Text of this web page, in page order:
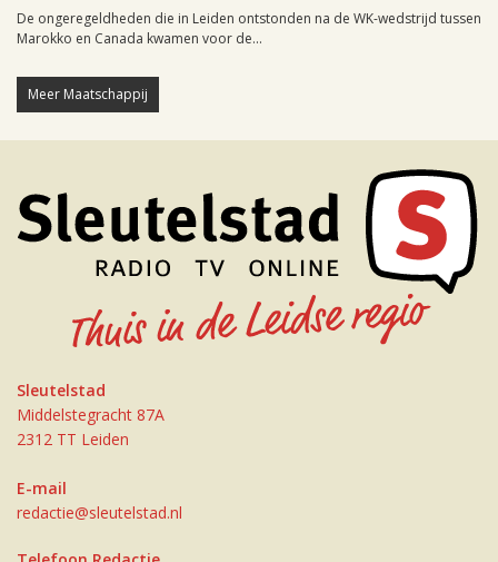
De ongeregeldheden die in Leiden ontstonden na de WK-wedstrijd tussen
Marokko en Canada kwamen voor de...
Meer Maatschappij
Sleutelstad
Middelstegracht 87A
2312 TT Leiden
E-mail
redactie@sleutelstad.nl